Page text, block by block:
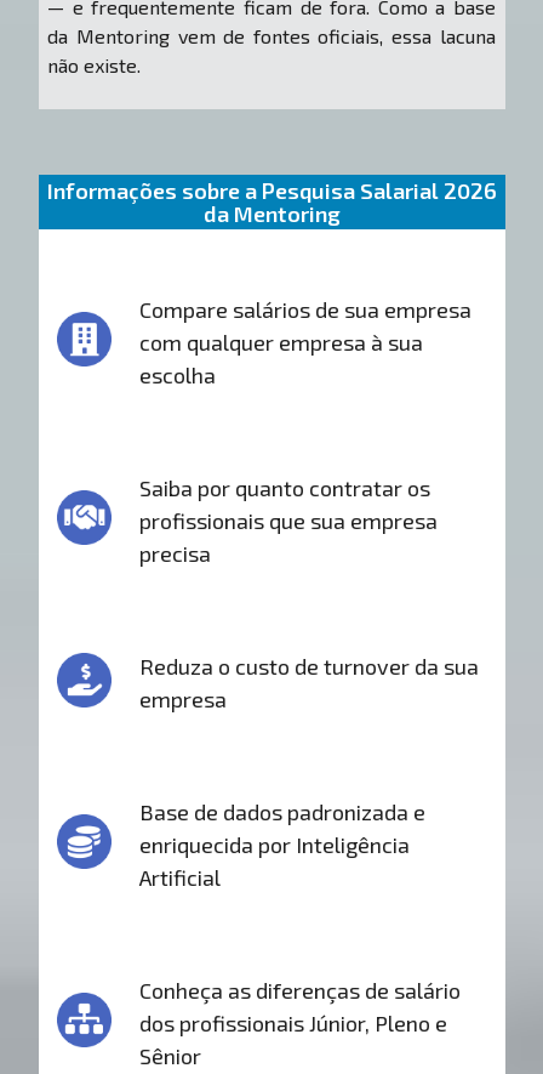
— e frequentemente ficam de fora. Como a base
da Mentoring vem de fontes oficiais, essa lacuna
não existe.
Informações sobre a Pesquisa Salarial 2026
da Mentoring
Compare salários de sua empresa
com qualquer empresa à sua
escolha
Saiba por quanto contratar os
profissionais que sua empresa
precisa
Reduza o custo de turnover da sua
empresa
Base de dados padronizada e
enriquecida por Inteligência
Artificial
Conheça as diferenças de salário
dos profissionais Júnior, Pleno e
Sênior